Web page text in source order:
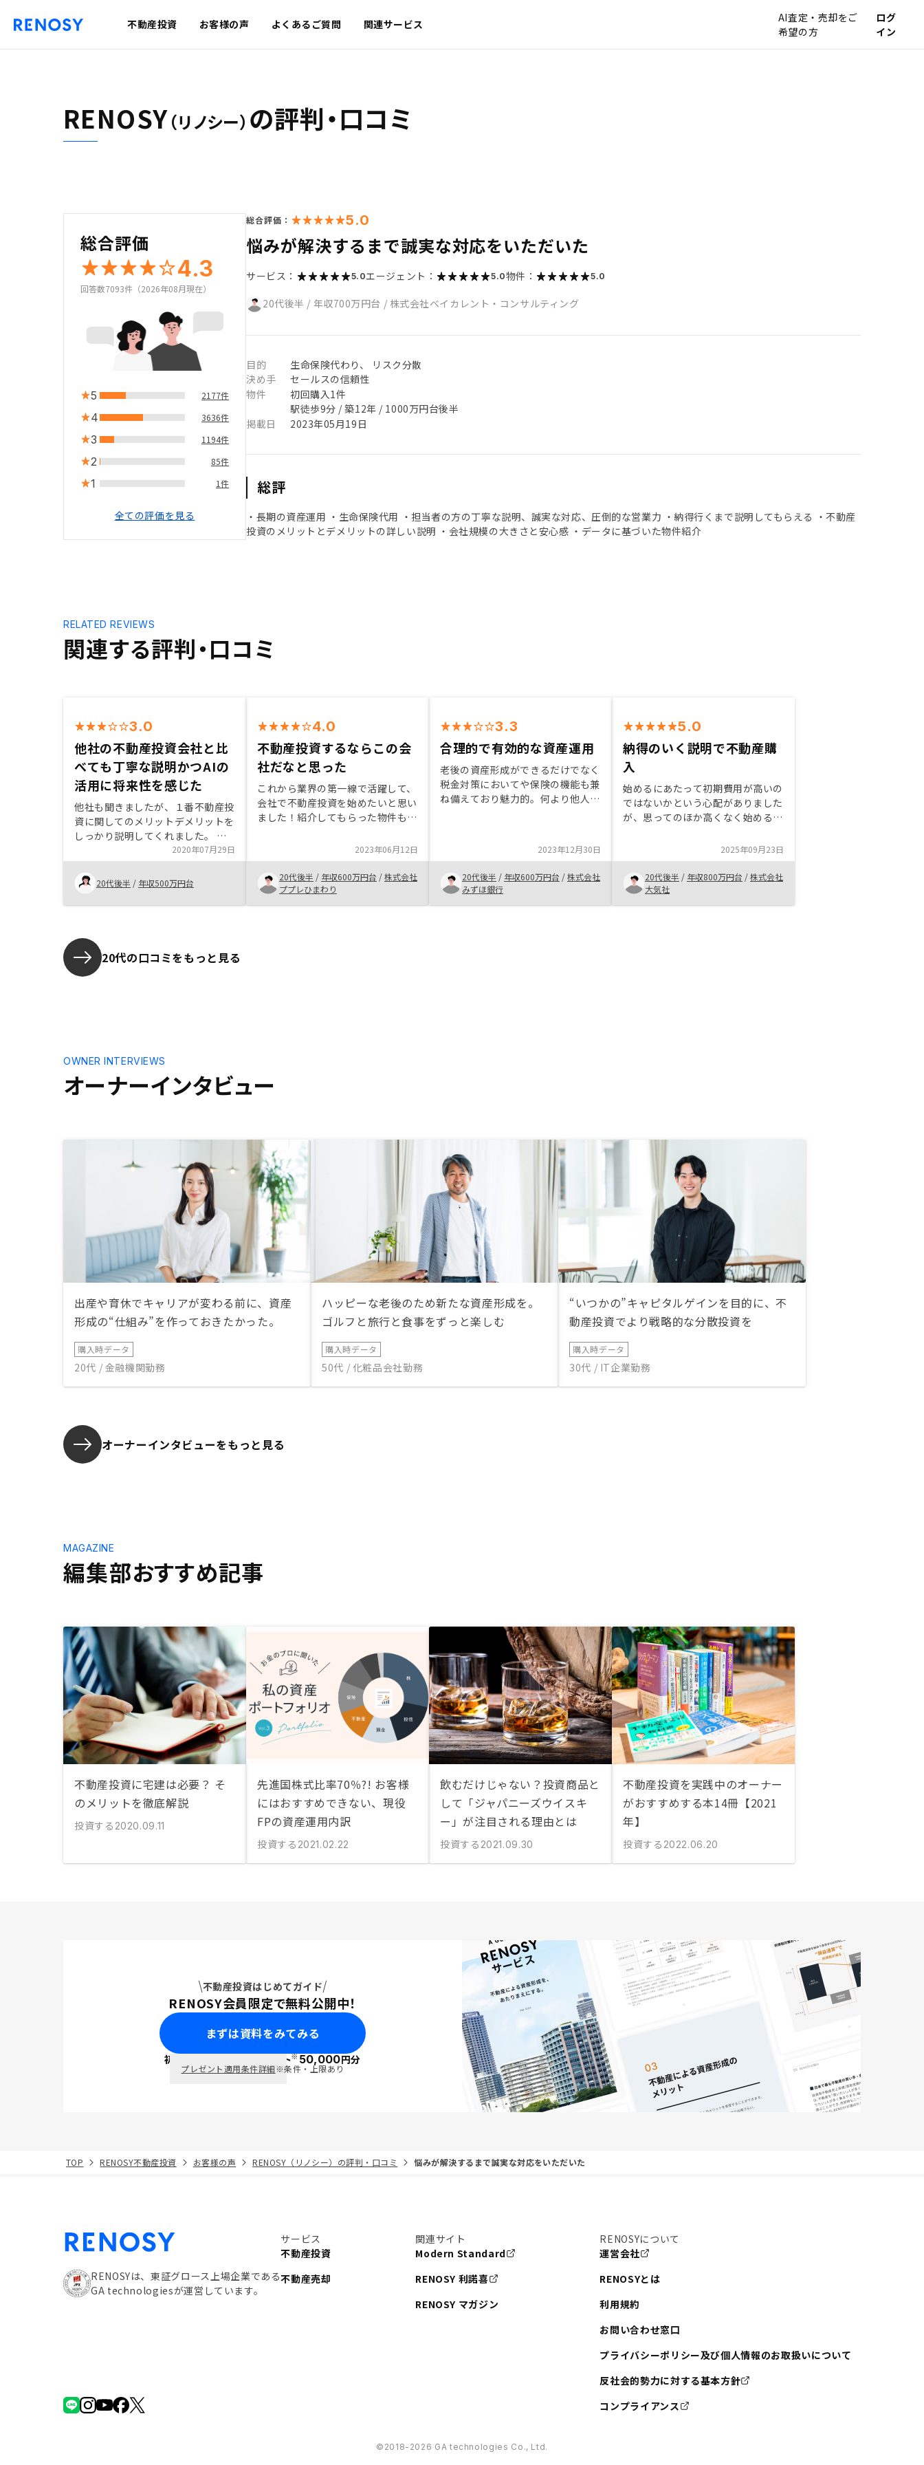
不動産投資 お客様の声 よくあるご質問 関連サービス
AI査定・売却をご
希望の方
ログ
イン
RENOSY（リノシー） の評判・口コミ
総合評価
4.3
回答数7093件（2026年08月現在）
5 2177件
4 3636件
3 1194件
2 85件
1 1件
全ての評価を見る
総合評価： 5.0
悩みが解決するまで誠実な対応をいただいた
サービス： 5.0エージェント： 5.0物件： 5.0
20代後半 / 年収700万円台 / 株式会社ベイカレント・コンサルティング
目的
生命保険代わり、 リスク分散
決め手
セールスの信頼性
物件
初回購入1件
駅徒歩9分 / 築12年 / 1000万円台後半
掲載日
2023年05月19日
総評
・長期の資産運用 ・生命保険代用 ・担当者の方の丁寧な説明、誠実な対応、圧倒的な営業力 ・納得行くまで説明してもらえる ・不動産
投資のメリットとデメリットの詳しい説明 ・会社規模の大きさと安心感 ・データに基づいた物件紹介
関連する評判・口コミ
RELATED REVIEWS
3.0
他社の不動産投資会社と比
べても丁寧な説明かつAIの
活用に将来性を感じた
他社も聞きましたが、１番不動産投
資に関してのメリットデメリットを
しっかり説明してくれました。 ま
た、AIを使って物件を選定している
ことなど、現代的で、未来のある会
社かなと感じたため、購入に至りま
した。 (営業担当者のスキルによっ
て差が出ないところ)初めての不動
ため、融資を受ける金融機関の説明
はもっと欲しかったです。また、頭
金を入れたのですが、どこにいつま
でに入金して欲しい等の説明がなか
2020年07月29日
20代後半 / 年収500万円台
4.0
不動産投資するならこの会
社だなと思った
これから業界の第一線で活躍して、
会社で不動産投資を始めたいと思い
ました！紹介してもらった物件も納
を選んでもらえました！AIを使っ
て、不動産を分析しており、自分で
物件を選ぶよりもRENOSYに任せた
方がいいです！担当の方もとても信
頼できる方だったのも決め手です！
2023年06月12日
20代後半 / 年収600万円台 /株式会社
ププレひまわり
3.3
合理的で有効的な資産運用
老後の資産形成ができるだけでなく
税金対策においてや保険の機能も兼
ね備えており魅力的。何より他人資
格も落ちづらく、知人にも勧めた
2023年12月30日
20代後半 / 年収600万円台 /株式会社
みずほ銀行
5.0
納得のいく説明で不動産購
入
始めるにあたって初期費用が高いの
ではないかという心配がありました
が、思ってのほか高くなく始めるこ
になってくれ、いい物件を紹介して
くれるので初めて一年間で複数物件
購入いたしました。
2025年09月23日
20代後半 / 年収800万円台 /株式会社
大気社
20代の口コミをもっと見る
オーナーインタビュー
OWNER INTERVIEWS
出産や育休でキャリアが変わる前に、資産
形成の“仕組み”を作っておきたかった。
購入時データ
20代 / 金融機関勤務
ハッピーな老後のため新たな資産形成を。
ゴルフと旅行と食事をずっと楽しむ
購入時データ
50代 / 化粧品会社勤務
“いつかの”キャピタルゲインを目的に、不
動産投資でより戦略的な分散投資を
購入時データ
30代 / IT企業勤務
オーナーインタビューをもっと見る
編集部おすすめ記事
MAGAZINE
不動産投資に宅建は必要？ そ
のメリットを徹底解説
投資する 2020.09.11
先進国株式比率70％?! お客様
にはおすすめできない、現役
FPの資産運用内訳
投資する 2021.02.22
飲むだけじゃない？投資商品と
して「ジャパニーズウイスキ
ー」が注目される理由とは
投資する 2021.09.30
不動産投資を実践中のオーナー
がおすすめする本14冊【2021
年】
投資する 2022.06.20
不動産投資はじめてガイド
RENOSY会員限定で無料公開中！
まずは資料をみてみる
初回面談で ポイント※50,000円分
プレゼント適用条件詳細※条件・上限あり
TOP RENOSY不動産投資 お客様の声 RENOSY（リノシー）の評判・口コミ 悩みが解決するまで誠実な対応をいただいた
RENOSYは、東証グロース上場企業である
GA technologiesが運営しています。
サービス
不動産投資
不動産売却
関連サイト
Modern Standard
RENOSY 利諾喜
RENOSY マガジン
RENOSYについて
運営会社
RENOSYとは
利用規約
お問い合わせ窓口
プライバシーポリシー及び個人情報のお取扱いについて
反社会的勢力に対する基本方針
コンプライアンス
©︎2018-2026 GA technologies Co., Ltd.